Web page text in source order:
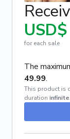
for each sale
The
49.99.
This product is
duration infinite